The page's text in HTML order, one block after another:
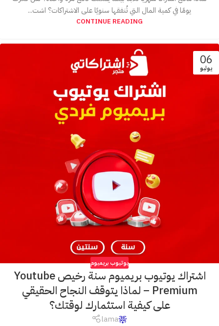
يومًا في كمية المال التي تُنفقها سنويًا على الاشتراكات؟ اشت...
CONTINUE READING
06
يوليو
يوتيوب بريميوم
اشتراك يوتيوب بريميوم سنة رخيص Youtube
Premium – لماذا يتوقف النجاح الحقيقي
على كيفية استثمارك لوقتك؟
lama